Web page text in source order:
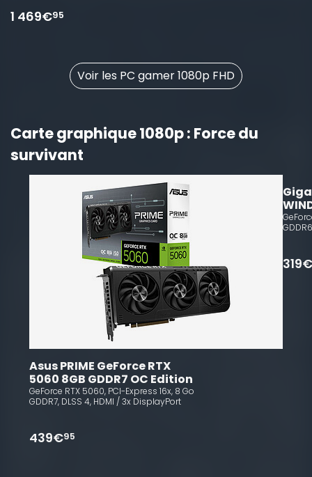
1 469€95
Voir les PC gamer 1080p FHD
Carte graphique 1080p : Force du
survivant
Asus PRIME GeForce RTX
5060 8GB GDDR7 OC Edition
GeForce RTX 5060, PCI-Express 16x, 8 Go
GDDR7, DLSS 4, HDMI / 3x DisplayPort
439€95